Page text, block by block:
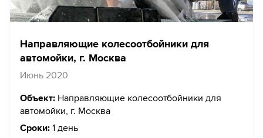
Направляющие колесоотбойники для
автомойки, г. Москва
Июнь 2020
Объект: Направляющие колесоотбойники для
автомойки, г. Москва
Сроки: 1 день